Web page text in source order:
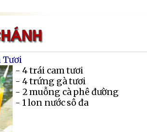
Tươi
- 4 trái cam tươi
- 4 trứng gà tươi
- 2 muỗng cà phê đường
- 1 lon nước sô đa